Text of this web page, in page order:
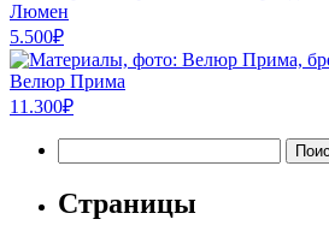
Люмен
5.500₽
Велюр Прима
11.300₽
Страницы